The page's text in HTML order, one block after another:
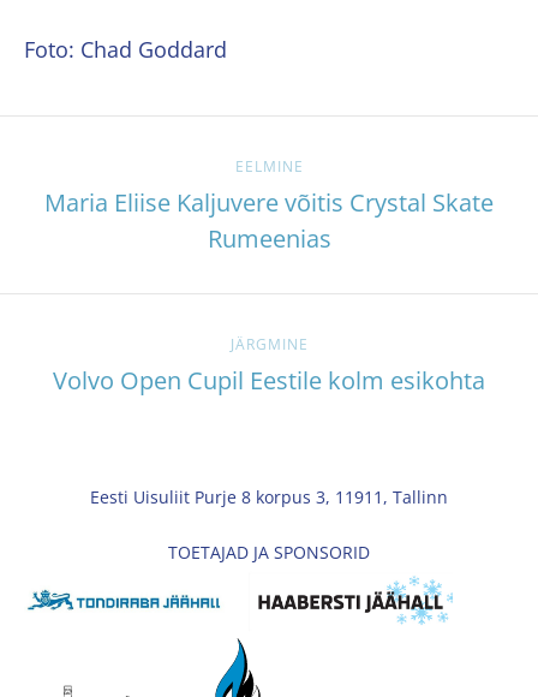
Foto: Chad Goddard
EELMINE
Maria Eliise Kaljuvere võitis Crystal Skate
Rumeenias
JÄRGMINE
Volvo Open Cupil Eestile kolm esikohta
Eesti Uisuliit Purje 8 korpus 3, 11911, Tallinn
TOETAJAD JA SPONSORID